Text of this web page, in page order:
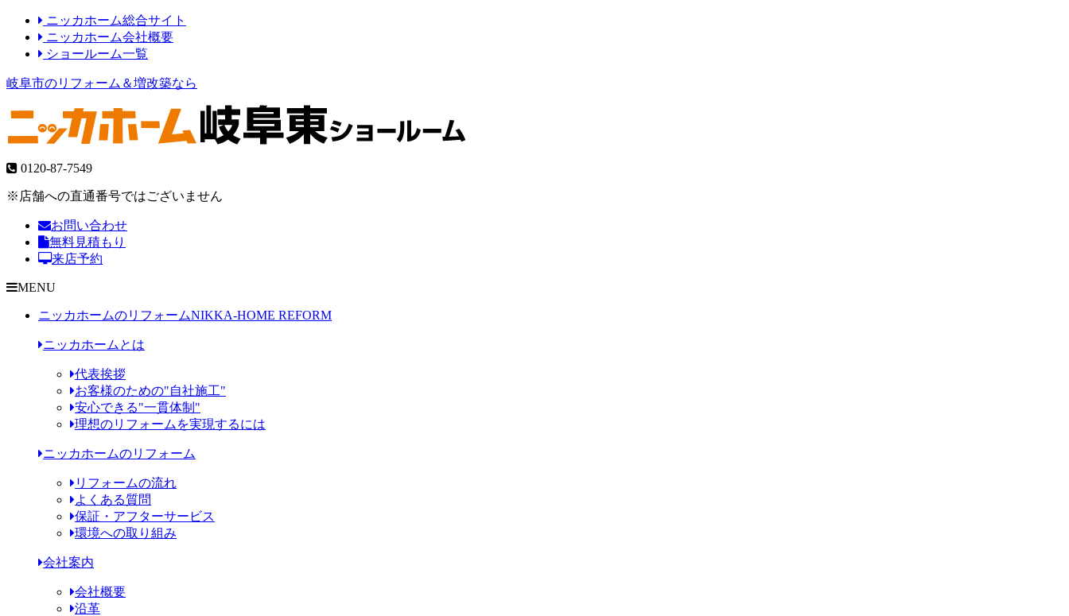
ニッカホーム総合サイト
ニッカホーム会社概要
ショールーム一覧
岐阜市のリフォーム＆増改築なら
0120-87-7549
※店舗への直通番号ではございません
お問い合わせ
無料見積もり
来店予約
MENU
ニッカホームのリフォームNIKKA-HOME REFORM
ニッカホームとは
代表挨拶
お客様のための"自社施工"
安心できる"一貫体制"
理想のリフォームを実現するには
ニッカホームのリフォーム
リフォームの流れ
よくある質問
保証・アフターサービス
環境への取り組み
会社案内
会社概要
沿革